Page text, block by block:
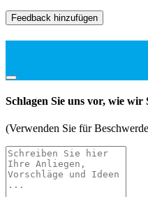
Feedback hinzufügen
Schlagen Sie uns vor, wie
(Verwenden Sie für